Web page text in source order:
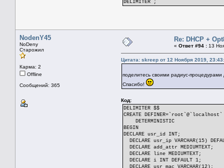
IF usr_onecon > 0
UPDATE mac_uid SET mac=NULL
IF
UPDATE
END IF;
UPDATE
END IF;
UPDATE
ELSE
UPDATE mac_uid SET ip=0
UPDATE mac_uid SET mac=NULL
DELIMITER ;
NodenY45
NoDeny
Старожил
Карма: 2
Offline
Сообщений: 365
Re: DHCP +
« Ответ #94 : 13
Цитата: skreep от 12 Ноября 2019,
поделитесь своими радиус-
Спасибо!
Код:
DELIMITER $$
CREATE
DETERMINISTIC
BEGIN
DECLARE usr_id INT;
DECLARE usr_ip VARCHAR(15)
DECLARE add_attr MEDIUMTEXT;
DECLARE line MEDIUMTEXT;
DECLARE i INT DEFAULT 1;
DECLARE usr_mac VARCHAR(12);